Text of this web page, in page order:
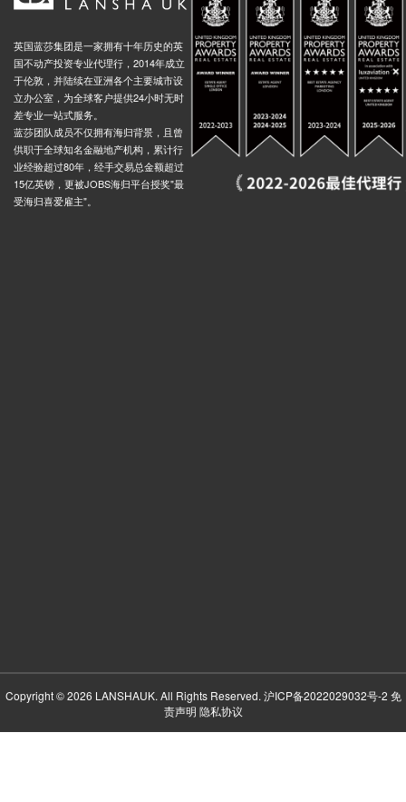
英国蓝莎集团是一家拥有十年历史的英
国不动产投资专业代理行，2014年成立
于伦敦，并陆续在亚洲各个主要城市设
立办公室，为全球客户提供24小时无时
差专业一站式服务。
蓝莎团队成员不仅拥有海归背景，且曾
供职于全球知名金融地产机构，累计行
业经验超过80年，经手交易总金额超过
15亿英镑，更被JOBS海归平台授奖"最
受海归喜爱雇主"。
Copyright © 2026 LANSHAUK. All Rights Reserved. 沪ICP备2022029032号-2 免
责声明 隐私协议